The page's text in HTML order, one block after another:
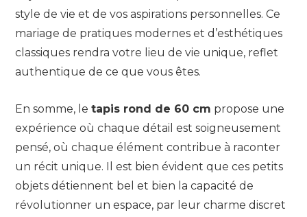
style de vie et de vos aspirations personnelles. Ce
mariage de pratiques modernes et d’esthétiques
classiques rendra votre lieu de vie unique, reflet
authentique de ce que vous êtes.
En somme, le tapis rond de 60 cm propose une
expérience où chaque détail est soigneusement
pensé, où chaque élément contribue à raconter
un récit unique. Il est bien évident que ces petits
objets détiennent bel et bien la capacité de
révolutionner un espace, par leur charme discret